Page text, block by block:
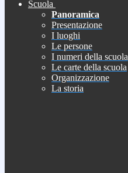
Scuola
Panoramica
Presentazione
I luoghi
Le persone
I numeri della scuola
Le carte della scuola
Organizzazione
La storia